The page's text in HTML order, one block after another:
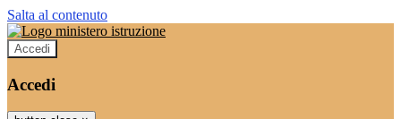
Salta al contenuto
Accedi
Accedi